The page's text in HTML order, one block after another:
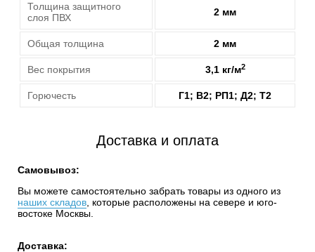
Толщина защитного
слоя ПВХ
2 мм
Общая толщина 2 мм
Вес покрытия 3,1 кг/м2
Горючесть Г1; В2; РП1; Д2; Т2
Доставка и оплата
Самовывоз:
Вы можете самостоятельно забрать товары из одного из
наших складов , которые расположены на севере и юго-
востоке Москвы.
Доставка: